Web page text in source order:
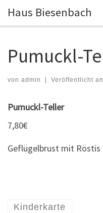
Zum Inhalt springen
Haus Biesenbach
Pumuckl-
von admin Veröffentlicht
Pumuckl-Teller
7,80€
Geflügelbrust mit Röstis
Kinderkarte